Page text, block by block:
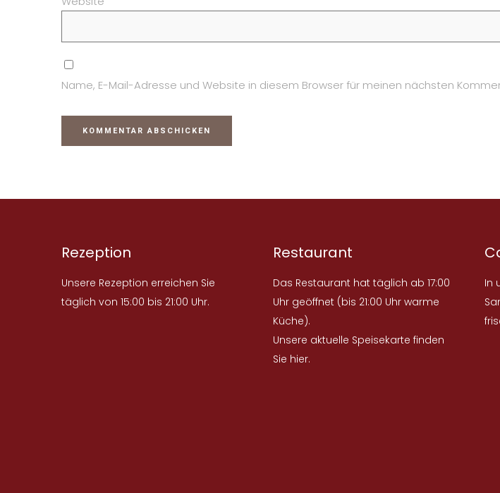
Name, E-Mail-Adresse und Website in diesem Browser für meinen nächsten
Rezeption
Unsere Rezeption erreichen Sie
täglich von 15:00 bis 21:00 Uhr.
Restaurant
Das Restaurant hat täglich ab 17:00
Uhr geöffnet (bis 21:00 Uhr warme
Küche).
Unsere aktuelle Speisekarte finden
Sie hier.
In